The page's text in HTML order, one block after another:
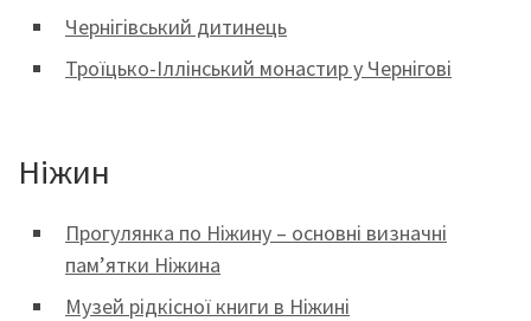
Чернігівський дитинець
Троїцько-Іллінський монастир у Чернігові
Ніжин
Прогулянка по Ніжину – основні визначні
пам’ятки Ніжина
Музей рідкісної книги в Ніжині